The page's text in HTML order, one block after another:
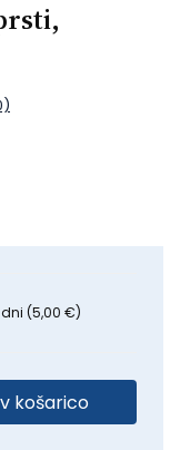
(5,00 €)
košarico